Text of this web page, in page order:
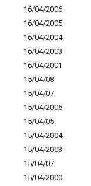
16/04/2006
16/04/2005
16/04/2004
16/04/2003
16/04/2001
15/04/08
15/04/07
15/04/2006
15/04/05
15/04/2004
15/04/2003
15/04/07
15/04/2000